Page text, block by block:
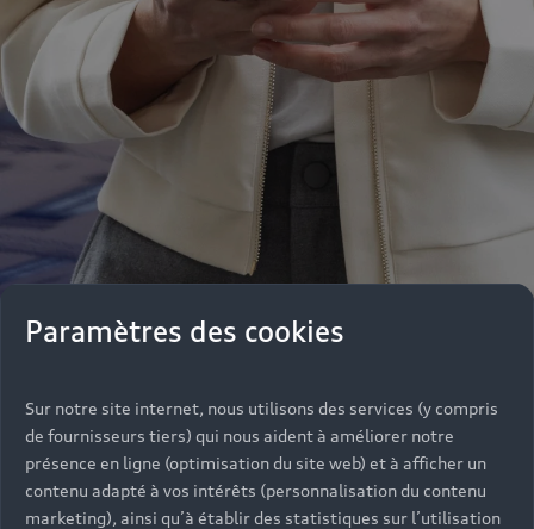
Paramètres des cookies
Sur notre site internet, nous utilisons des services (y compris
de fournisseurs tiers) qui nous aident à améliorer notre
présence en ligne (optimisation du site web) et à afficher un
contenu adapté à vos intérêts (personnalisation du contenu
marketing), ainsi qu’à établir des statistiques sur l’utilisation
Notre équipe de professionnels se tient de
nouveau à votre disposition pour vous informer,
vous conseiller dans vos achats parmi une large
gamme de véhicules ou répondre à vos questions